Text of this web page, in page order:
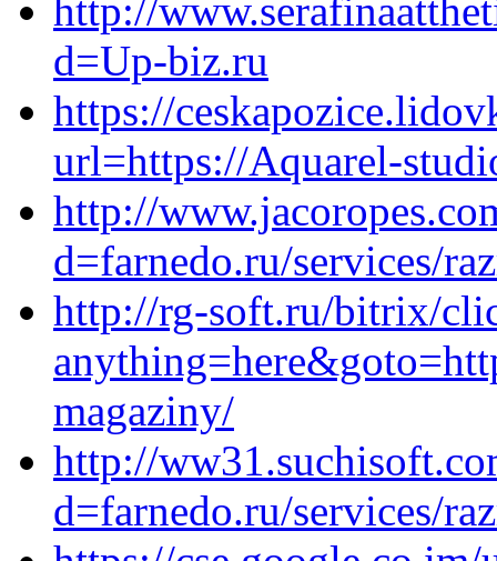
http://
d=Up-biz.ru
https://
url=https://Aquarel-
http://
d=farnedo.ru/services/
http://rg-soft.ru/bitrix/
magaziny/
http://
d=farnedo.ru/services/